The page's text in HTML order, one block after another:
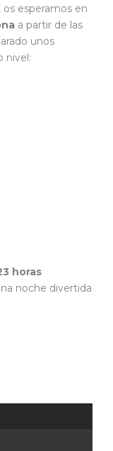
, os esperamos en
a partir de las
unos
nivel:
horas
noche divertida